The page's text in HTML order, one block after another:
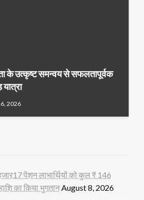
के उत्कृष्ट समन्वय से सफलतापूर्वक
2026
पेंशन लाभार्थियों को कुल ₹ 146
का किया भुगतानAugust 8, 2026